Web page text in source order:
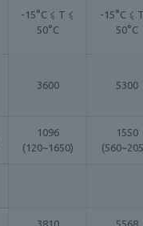
-15°C ⩽ T ⩽
50°C
-15°C ⩽
50°C
3600 5300
1096
(120~1650)
1550
3810 5568